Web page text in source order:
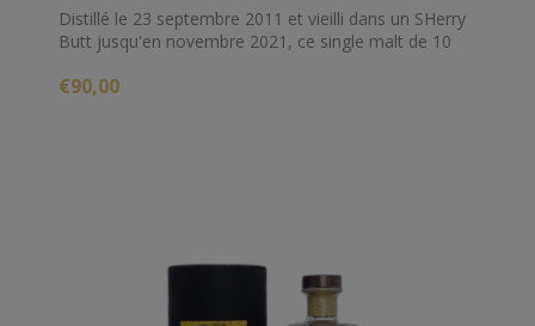
Distillé le 23 septembre 2011 et vieilli dans un SHerry
Butt jusqu'en novembre 2021, ce single malt de 10
€90,00